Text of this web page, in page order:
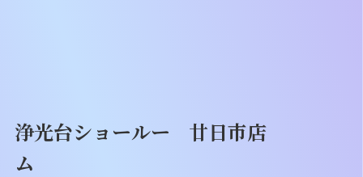
浄光台ショールー
ム
廿日市店